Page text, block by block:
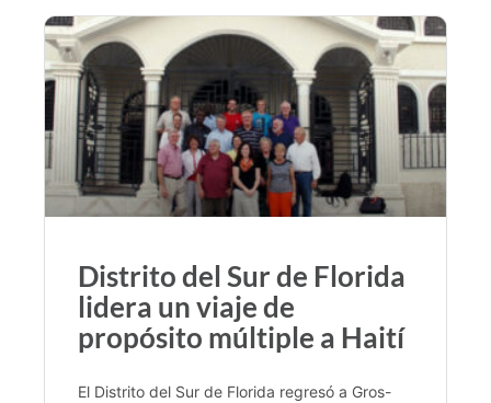
Distrito del Sur de Florida
lidera un viaje de
propósito múltiple a Haití
El Distrito del Sur de Florida regresó a Gros-